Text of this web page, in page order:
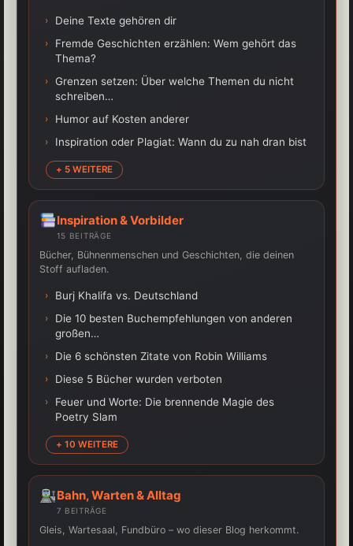
› Deine Texte gehören dir
›
Fremde Geschichten erzählen: Wem gehört das
Thema?
› Grenzen setzen: Über welche Themen du nicht
schreiben…
› Humor auf Kosten anderer
› Inspiration oder Plagiat: Wann du zu nah dran bist
+ 5 WEITERE
Inspiration & Vorbilder
15 BEITRÄGE
Bücher, Bühnenmenschen und Geschichten, die deinen
Stoff aufladen.
› Burj Khalifa vs. Deutschland
›
Die 10 besten Buchempfehlungen von anderen
großen…
› Die 6 schönsten Zitate von Robin Williams
› Diese 5 Bücher wurden verboten
›
Feuer und Worte: Die brennende Magie des
Poetry Slam
+ 10 WEITERE
Bahn, Warten & Alltag
7 BEITRÄGE
Gleis, Wartesaal, Fundbüro – wo dieser Blog herkommt.